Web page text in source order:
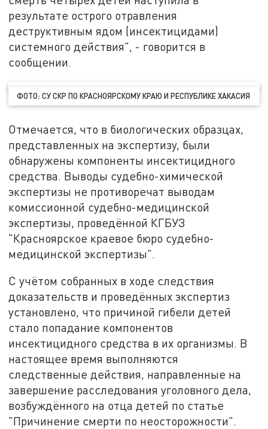
результате острого отравления
деструктивным ядом (инсектицидами)
системного действия", - говорится в
сообщении.
ФОТО: СУ СКР ПО КРАСНОЯРСКОМУ КРАЮ И РЕСПУБЛИКЕ ХАКАСИЯ
Отмечается, что в биологических образцах,
представленных на экспертизу, были
обнаружены компоненты инсектицидного
средства. Выводы судебно-химической
экспертизы не противоречат выводам
комиссионной судебно-медицинской
экспертизы, проведённой КГБУЗ
"Красноярское краевое бюро судебно-
медицинской экспертизы".
С учётом собранных в ходе следствия
доказательств и проведённых экспертиз
установлено, что причиной гибели детей
стало попадание компонентов
инсектицидного средства в их организмы. В
настоящее время выполняются
следственные действия, направленные на
завершение расследования уголовного дела,
возбуждённого на отца детей по статье
"Причинение смерти по неосторожности".